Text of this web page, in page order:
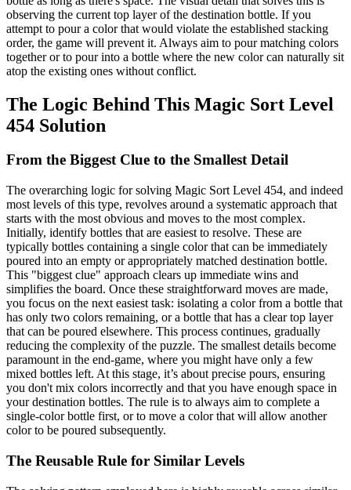
observing the current top layer of the destination bottle. If you
attempt to pour a color that would violate the established stacking
order, the game will prevent it. Always aim to pour matching colors
together or to pour into a bottle where the new color can naturally sit
atop the existing ones without conflict.
The Logic Behind This Magic Sort Level
454 Solution
From the Biggest Clue to the Smallest Detail
The overarching logic for solving Magic Sort Level 454, and indeed
most levels of this type, revolves around a systematic approach that
starts with the most obvious and moves to the most complex.
Initially, identify bottles that are easiest to resolve. These are
typically bottles containing a single color that can be immediately
poured into an empty or appropriately matched destination bottle.
This "biggest clue" approach clears up immediate wins and
simplifies the board. Once these straightforward moves are made,
you focus on the next easiest task: isolating a color from a bottle that
has only two colors remaining, or a bottle that has a clear top layer
that can be poured elsewhere. This process continues, gradually
reducing the complexity of the puzzle. The smallest details become
paramount in the end-game, where you might have only a few
mixed bottles left. At this stage, it’s about precise pours, ensuring
you don't mix colors incorrectly and that you have enough space in
your destination bottles. The rule is to always aim to complete a
single-color bottle first, or to move a color that will allow another
color to be poured subsequently.
The Reusable Rule for Similar Levels